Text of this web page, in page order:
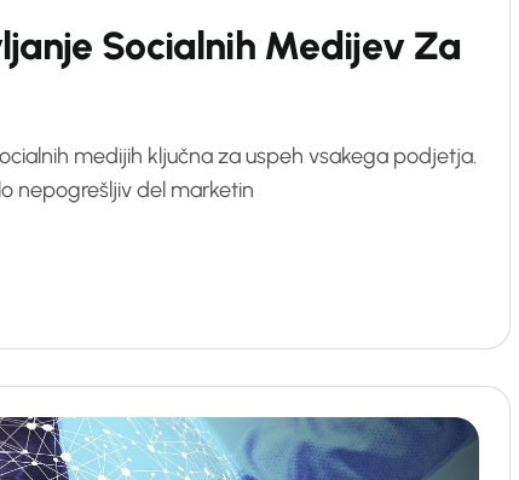
ljanje Socialnih Medijev Za
medijih ključna za uspeh vsakega podjetja.
nepogrešljiv del marketin